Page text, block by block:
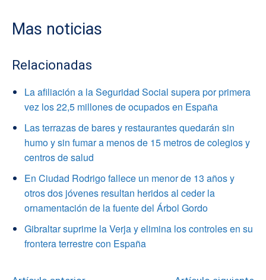
Mas noticias
Relacionadas
La afiliación a la Seguridad Social supera por primera
vez los 22,5 millones de ocupados en España
Las terrazas de bares y restaurantes quedarán sin
humo y sin fumar a menos de 15 metros de colegios y
centros de salud
En Ciudad Rodrigo fallece un menor de 13 años y
otros dos jóvenes resultan heridos al ceder la
ornamentación de la fuente del Árbol Gordo
Gibraltar suprime la Verja y elimina los controles en su
frontera terrestre con España